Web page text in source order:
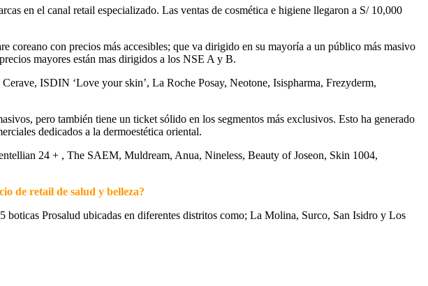
en el canal retail especializado. Las ventas de cosmética e higiene llegaron a S/ 10,000
coreano con precios más accesibles; que va dirigido en su mayoría a un público más masivo
mayores están mas dirigidos a los NSE A y B.
ISDIN ‘Love your skin’, La Roche Posay, Neotone, Isispharma, Frezyderm,
pero también tiene un ticket sólido en los segmentos más exclusivos. Esto ha generado
dedicados a la dermoestética oriental.
24 + , The SAEM, Muldream, Anua, Nineless, Beauty of Joseon, Skin 1004,
de retail de salud y belleza?
Prosalud ubicadas en diferentes distritos como; La Molina, Surco, San Isidro y Los